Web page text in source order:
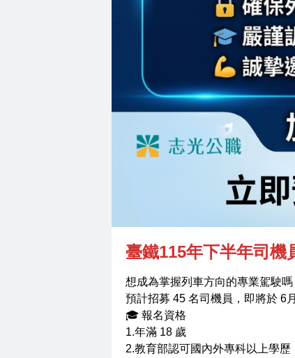
臺鐵115年下半年司機
想成為掌握列車方向的專業駕駛嗎
預計招募 45 名司機員，即將於 6
🎓 報名資格
1.年滿 18 歲
2.教育部認可國內外專科以上學歷